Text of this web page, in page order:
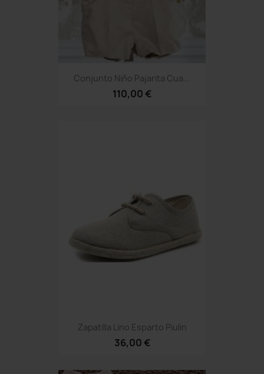
Conjunto Niño Pajarita Cua...
110,00 €
Zapatilla Lino Esparto Piulin
36,00 €